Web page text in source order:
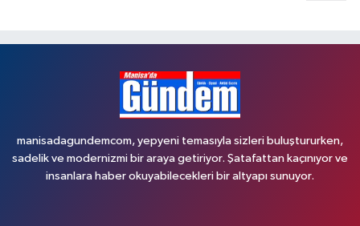
manisadagundemcom, yepyeni temasıyla sizleri buluştururken,
sadelik ve modernizmi bir araya getiriyor. Şatafattan kaçınıyor ve
insanlara haber okuyabilecekleri bir altyapı sunuyor.